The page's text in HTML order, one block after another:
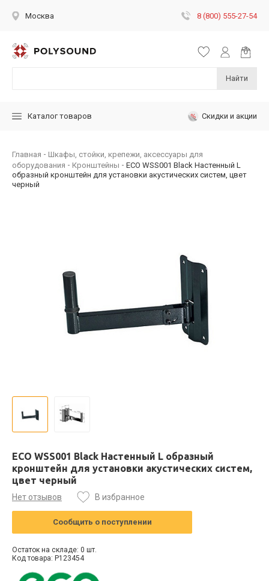
Москва 8 (800) 555-27-54
Найти
Каталог товаров Скидки и акции
Главная
Шкафы, стойки, крепежи, аксессуары для
оборудования
Кронштейны
ECO WSS001 Black Настенный L
образный кронштейн для установки акустических систем, цвет
черный
ECO WSS001 Black Настенный L образный
кронштейн для установки акустических систем,
цвет черный
Нет отзывов В избранное
Сообщить о поступлении
Остаток на складе: 0 шт.
Код товара: P123454